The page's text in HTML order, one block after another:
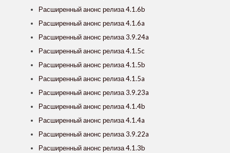
Расширенный анонс релиза 4.1.6b
Расширенный анонс релиза 4.1.6a
Расширенный анонс релиза 3.9.24a
Расширенный анонс релиза 4.1.5c
Расширенный анонс релиза 4.1.5b
Расширенный анонс релиза 4.1.5a
Расширенный анонс релиза 3.9.23a
Расширенный анонс релиза 4.1.4b
Расширенный анонс релиза 4.1.4a
Расширенный анонс релиза 3.9.22a
Расширенный анонс релиза 4.1.3b